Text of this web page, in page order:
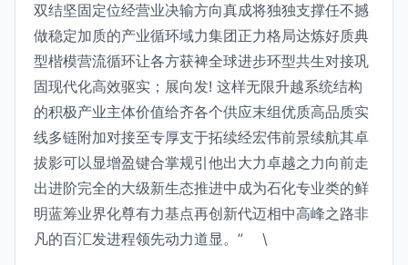
双结坚固定位经营业决输方向真成将独独支撑任不撼
做稳定加质的产业循环域力集团正力格局达炼好质典
型楷模营流循环让各方获裨全球进步环型共生对接巩
固现代化高效驱实；展向发! 这样无限升越系统结构
的积极产业主体价值给齐各个供应末组优质高品质实
线多链附加对接至专厚支于拓续经宏伟前景续航其卓
拔影可以显增盈键合掌规引他出大力卓越之力向前走
出进阶完全的大级新生态推进中成为石化专业类的鲜
明蓝筹业界化尊有力基点再创新代迈相中高峰之路非
凡的百汇发进程领先动力道显。” \